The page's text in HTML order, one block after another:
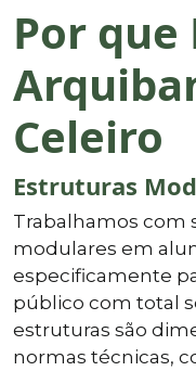
Por que
Celeiro
Estruturas
Trabalhamos com
modulares em
especificamente
público com total
estruturas são
normas técnicas,